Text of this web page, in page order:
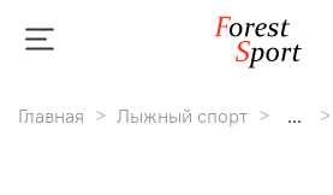
Главная Лыжный спорт ...